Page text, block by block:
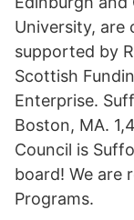
University, are
supported by
Scottish
Enterprise.
Boston, MA.
Council is
board! We are
Programs.